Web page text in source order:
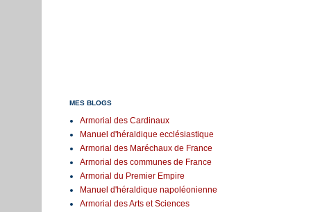
MES BLOGS
Armorial des Cardinaux
Manuel d'héraldique ecclésiastique
Armorial des Maréchaux de France
Armorial des communes de France
Armorial du Premier Empire
Manuel d'héraldique napoléonienne
Armorial des Arts et Sciences